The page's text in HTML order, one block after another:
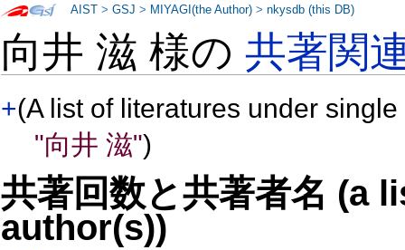
向井 滋 様の共著関
+(A list of literatures under
"向井 滋")
共著回数と共著者名 (a
author(s))
AIST >GSJ > MIYAGI(the Author) >nkysdb (this DB)